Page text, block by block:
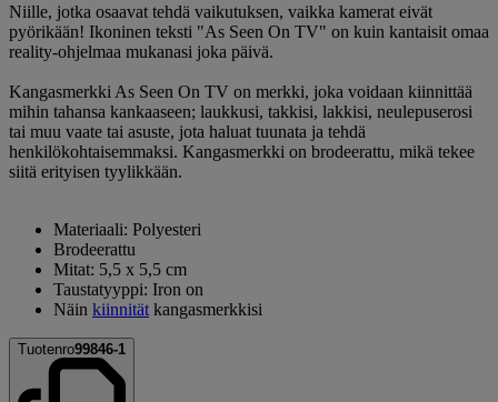
Niille, jotka osaavat tehdä vaikutuksen, vaikka kamerat eivät
pyörikään! Ikoninen teksti "As Seen On TV" on kuin kantaisit omaa
reality-ohjelmaa mukanasi joka päivä.
Kangasmerkki As Seen On TV on merkki, joka voidaan kiinnittää
mihin tahansa kankaaseen; laukkusi, takkisi, lakkisi, neulepuserosi
tai muu vaate tai asuste, jota haluat tuunata ja tehdä
henkilökohtaisemmaksi. Kangasmerkki on brodeerattu, mikä tekee
siitä erityisen tyylikkään.
Materiaali: Polyesteri
Brodeerattu
Mitat: 5,5 x 5,5 cm
Taustatyyppi: Iron on
Näin kiinnität kangasmerkkisi
Tuotenro99846-1